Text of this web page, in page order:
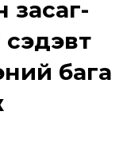
засаг-
бага